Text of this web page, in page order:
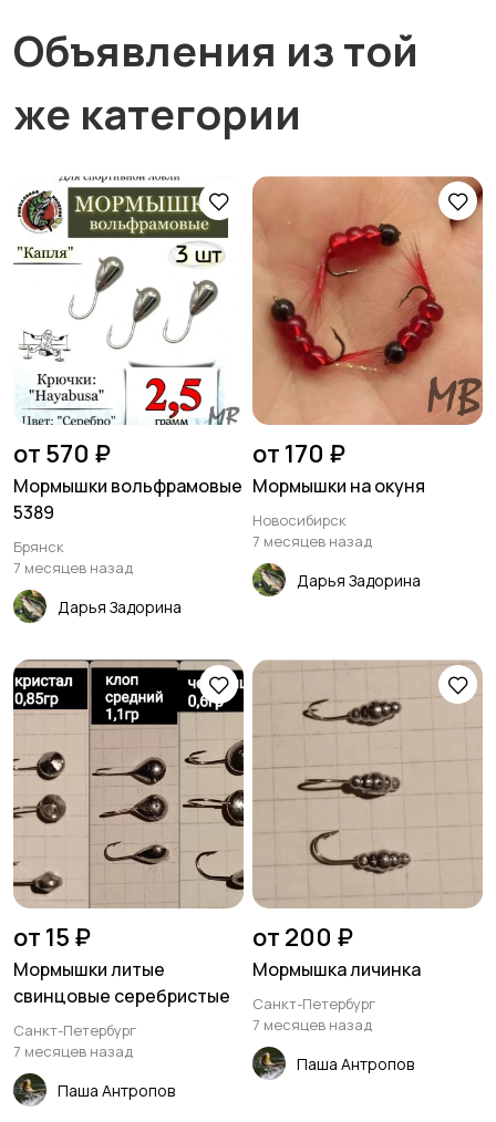
Объявления из той
же категории
от 570 ₽
Мормышки вольфрамовые
5389
Брянск
7 месяцев назад
Дарья Задорина
от 170 ₽
Мормышки на окуня
Новосибирск
7 месяцев назад
Дарья Задорина
от 15 ₽
Мормышки литые
свинцовые серебристые
Санкт-Петербург
7 месяцев назад
Паша Антропов
от 200 ₽
Мормышка личинка
Санкт-Петербург
7 месяцев назад
Паша Антропов